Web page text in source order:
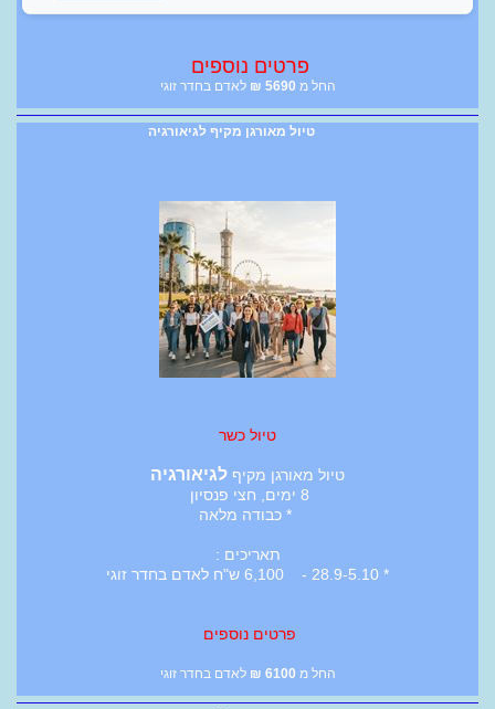
פרטים נוספים
החל מ 5690
₪ לאדם בחדר זוגי
טיול מאורגן מקיף לגיאורגיה
טיול כשר
טיול מאורגן מקיף לגיאורגיה
8 ימים, חצי פנסיון
* כבודה מלאה
תאריכים :
* 28.9-5.10 - 6,100 ש"ח לאדם בחדר זוגי
פרטים נוספים
החל מ 6100
₪ לאדם בחדר זוגי